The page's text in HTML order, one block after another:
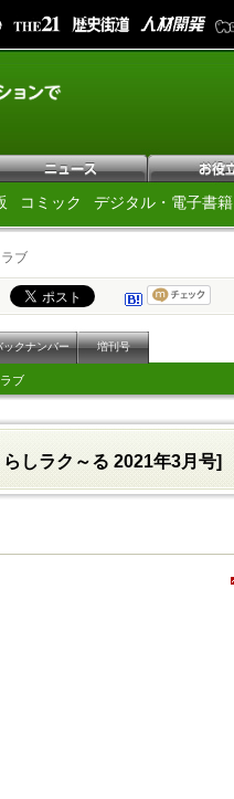
コミック デジタル・電子書籍
ブ
ックナンバー 増刊号
ブ
しラク～る 2021年3月号]